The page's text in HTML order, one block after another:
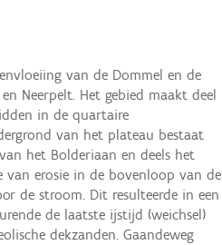
van de Dommel en de
Neerpelt. Het gebied maakt deel
in de quartaire
van het plateau bestaat
het Bolderiaan en deels het
van erosie in de bovenloop van de
de stroom. Dit resulteerde in een
de laatste ijstijd (weichsel)
dekzanden. Gaandeweg